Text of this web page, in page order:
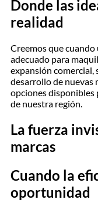
Donde las
realidad
Creemos que
adecuado para
expansión
desarrollo de nuevas
opciones disponibles
de nuestra región.
La fuerza
marcas
Cuando la
oportunidad